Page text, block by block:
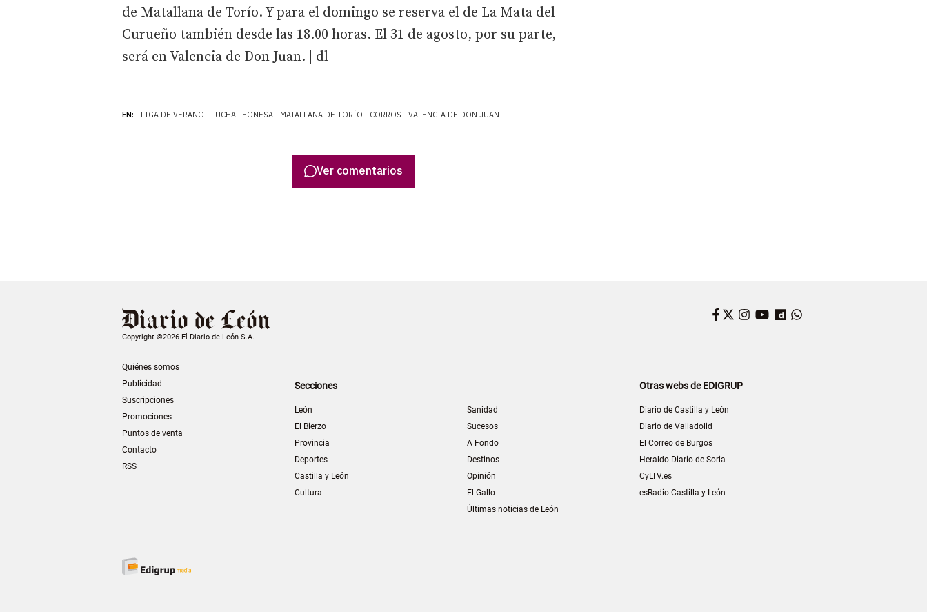
EN: LIGA DE VERANO LUCHA LEONESA MATALLANA DE TORÍO CORROS VALENCIA DE DON JUAN
de Matallana de Torío. Y para el domingo se reserva el de La Mata del
Curueño también desde las 18.00 horas. El 31 de agosto, por su parte,
será en Valencia de Don Juan.
| dl
Ver comentarios
Copyright ©2026 El Diario de León S.A.
Quiénes somos
Publicidad
Suscripciones
Promociones
Puntos de venta
Contacto
RSS
Facebook
Twitter
Instagram
YouTube
Dailymotion
Secciones
León
El Bierzo
Provincia
Deportes
Castilla y León
Cultura
Sanidad
Sucesos
A Fondo
Destinos
Opinión
El Gallo
Últimas noticias de León
Otras webs de EDIGRUP
Diario de Castilla y León
Diario de Valladolid
El Correo de Burgos
Heraldo-Diario de Soria
CyLTV.es
esRadio Castilla y León